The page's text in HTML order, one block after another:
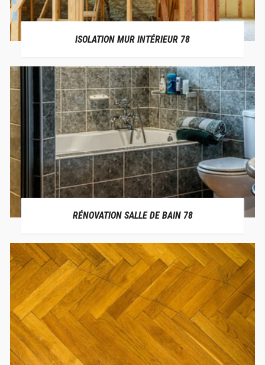
ISOLATION MUR INTÉRIEUR 78
RÉNOVATION SALLE DE BAIN 78